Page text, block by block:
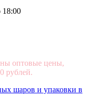
18:00
оптовые цены,
рублей.